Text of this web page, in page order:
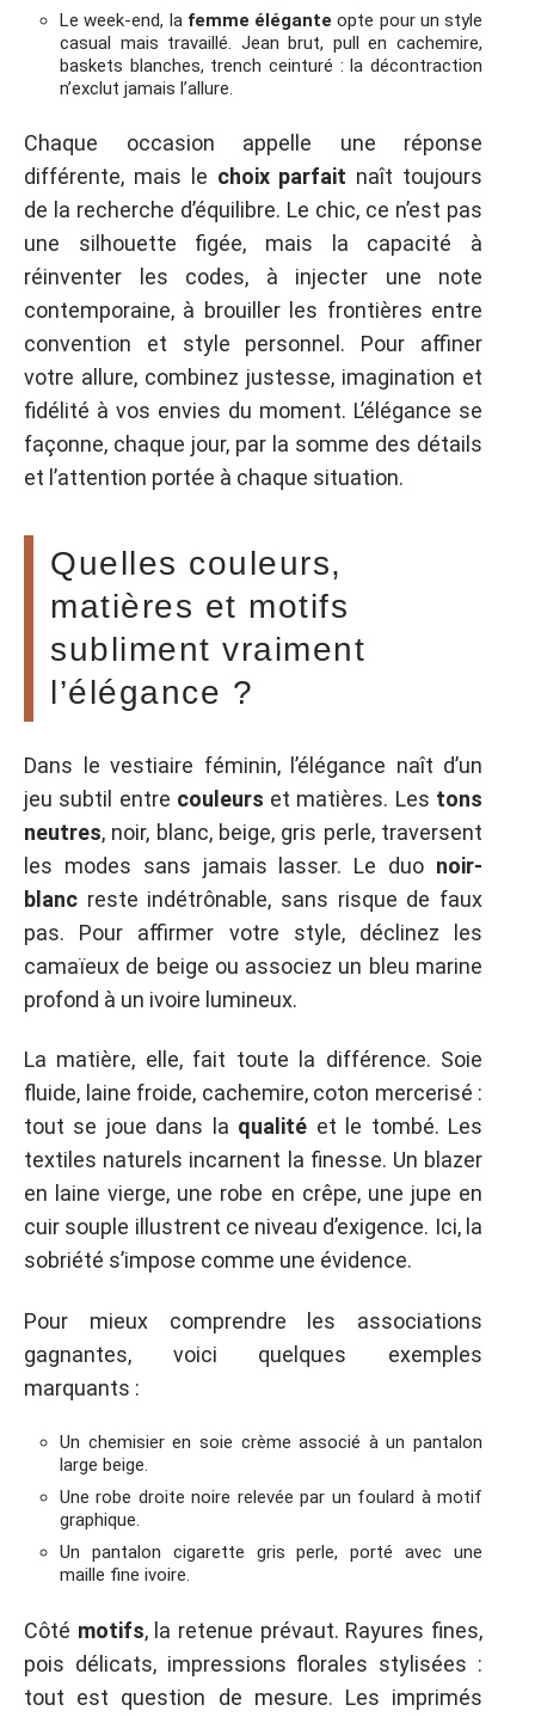
Le week-end, la femme élégante opte pour un style
casual mais travaillé. Jean brut, pull en cachemire,
baskets blanches, trench ceinturé : la décontraction
n’exclut jamais l’allure.
Chaque occasion appelle une réponse
différente, mais le choix parfait naît toujours
de la recherche d’équilibre. Le chic, ce n’est pas
une silhouette figée, mais la capacité à
réinventer les codes, à injecter une note
contemporaine, à brouiller les frontières entre
convention et style personnel. Pour affiner
votre allure, combinez justesse, imagination et
fidélité à vos envies du moment. L’élégance se
façonne, chaque jour, par la somme des détails
et l’attention portée à chaque situation.
Quelles couleurs,
matières et motifs
subliment vraiment
l’élégance ?
Dans le vestiaire féminin, l’élégance naît d’un
jeu subtil entre couleurs et matières. Les tons
neutres, noir, blanc, beige, gris perle, traversent
les modes sans jamais lasser. Le duo noir-
blanc reste indétrônable, sans risque de faux
pas. Pour affirmer votre style, déclinez les
camaïeux de beige ou associez un bleu marine
profond à un ivoire lumineux.
La matière, elle, fait toute la différence. Soie
fluide, laine froide, cachemire, coton mercerisé :
tout se joue dans la qualité et le tombé. Les
textiles naturels incarnent la finesse. Un blazer
en laine vierge, une robe en crêpe, une jupe en
cuir souple illustrent ce niveau d’exigence. Ici, la
sobriété s’impose comme une évidence.
Pour mieux comprendre les associations
gagnantes, voici quelques exemples
marquants :
Un chemisier en soie crème associé à un pantalon
large beige.
Une robe droite noire relevée par un foulard à motif
graphique.
Un pantalon cigarette gris perle, porté avec une
maille fine ivoire.
Côté motifs, la retenue prévaut. Rayures fines,
pois délicats, impressions florales stylisées :
tout est question de mesure. Les imprimés